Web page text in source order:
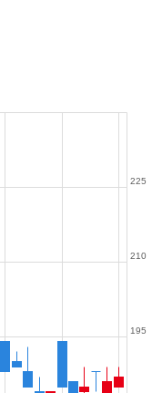
195
210
225